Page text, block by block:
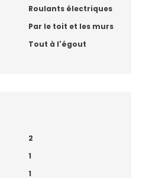
Roulants électriques
Par le toit et les murs
Tout à l'égout
2
1
1